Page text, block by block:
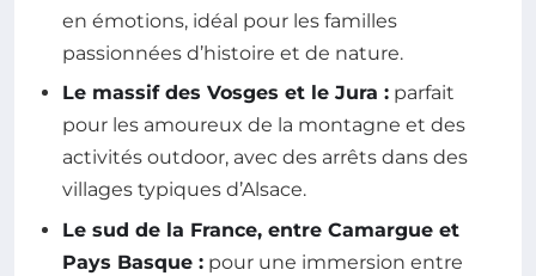
en émotions, idéal pour les familles
passionnées d’histoire et de nature.
Le massif des Vosges et le Jura : parfait
pour les amoureux de la montagne et des
activités outdoor, avec des arrêts dans des
villages typiques d’Alsace.
Le sud de la France, entre Camargue et
Pays Basque : pour une immersion entre